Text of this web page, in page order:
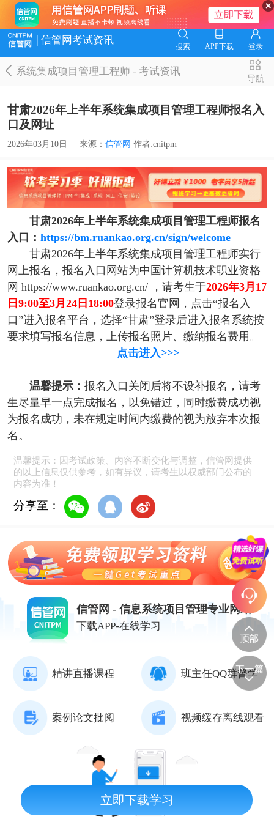
信管网考试资讯
搜索 APP下载 登录
系统集成项目管理工程师-考试资讯
导航
甘肃2026年上半年系统集成项目管理工程师报名入
口及网址
2026年03月10日 来源： 信管网 作者:cnitpm
甘肃2026年上半年系统集成项目管理工程师报名
入口： https://bm.ruankao.org.cn/sign/welcome
甘肃2026年上半年系统集成项目管理工程师实行
网上报名，报名入口网站为中国计算机技术职业资格
网 https://www.ruankao.org.cn/ ，请考生于2026年3月17
日9:00至3月24日18:00登录报名官网，点击“报名入
口”进入报名平台，选择“甘肃”登录后进入报名系统按
要求填写报名信息，上传报名照片、缴纳报名费用。
点击进入>>>
温馨提示： 报名入口关闭后将不设补报名，请考
生尽量早一点完成报名，以免错过，同时缴费成功视
为报名成功，未在规定时间内缴费的视为放弃本次报
名。
温馨提示：因考试政策、内容不断变化与调整，信管网提供
的以上信息仅供参考，如有异议，请考生以权威部门公布的
内容为准！
分享至：
信管网 - 信息系统项目管理专业网站
下载APP-在线学习
精讲直播课程 班主任QQ群督学
案例论文批阅 视频缓存离线观看
立即下载学习